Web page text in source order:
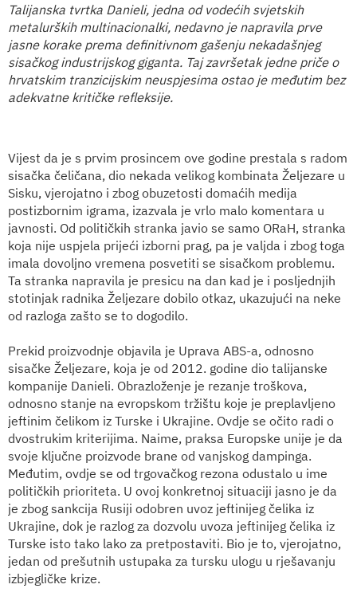
Talijanska tvrtka Danieli, jedna od vodećih svjetskih
metalurških multinacionalki, nedavno je napravila prve
jasne korake prema definitivnom gašenju nekadašnjeg
sisačkog industrijskog giganta. Taj završetak jedne priče o
hrvatskim tranzicijskim neuspjesima ostao je međutim bez
adekvatne kritičke refleksije.
Vijest da je s prvim prosincem ove godine prestala s radom
sisačka čeličana, dio nekada velikog kombinata Željezare u
Sisku, vjerojatno i zbog obuzetosti domaćih medija
postizbornim igrama, izazvala je vrlo malo komentara u
javnosti. Od političkih stranka javio se samo ORaH, stranka
koja nije uspjela prijeći izborni prag, pa je valjda i zbog toga
imala dovoljno vremena posvetiti se sisačkom problemu.
Ta stranka napravila je presicu na dan kad je i posljednjih
stotinjak radnika Željezare dobilo otkaz, ukazujući na neke
od razloga zašto se to dogodilo.
Prekid proizvodnje objavila je Uprava ABS-a, odnosno
sisačke Željezare, koja je od 2012. godine dio talijanske
kompanije Danieli. Obrazloženje je rezanje troškova,
odnosno stanje na evropskom tržištu koje je preplavljeno
jeftinim čelikom iz Turske i Ukrajine. Ovdje se očito radi o
dvostrukim kriterijima. Naime, praksa Europske unije je da
svoje ključne proizvode brane od vanjskog dampinga.
Međutim, ovdje se od trgovačkog rezona odustalo u ime
političkih prioriteta. U ovoj konkretnoj situaciji jasno je da
je zbog sankcija Rusiji odobren uvoz jeftinijeg čelika iz
Ukrajine, dok je razlog za dozvolu uvoza jeftinijeg čelika iz
Turske isto tako lako za pretpostaviti. Bio je to, vjerojatno,
jedan od prešutnih ustupaka za tursku ulogu u rješavanju
izbjegličke krize.